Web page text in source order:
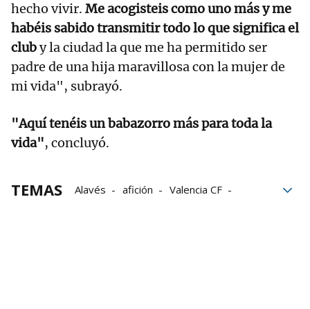
hecho vivir. Me acogisteis como uno más y me
habéis sabido transmitir todo lo que significa el
cluby la ciudad la que me ha permitido ser
padre de una hija maravillosa con la mujer de
mi vida", subrayó.
"Aquí tenéis un babazorro más para toda la
vida", concluyó.
TEMAS Alavés afición
Valencia CF